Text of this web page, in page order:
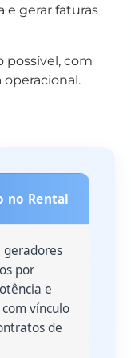
e gerar faturas
possível, com
operacional.
no Rental
geradores
por
e
vínculo
de